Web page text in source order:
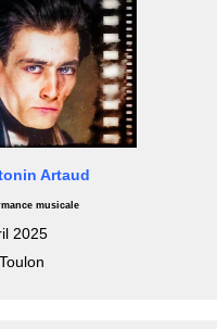
Artaud
musicale
2025